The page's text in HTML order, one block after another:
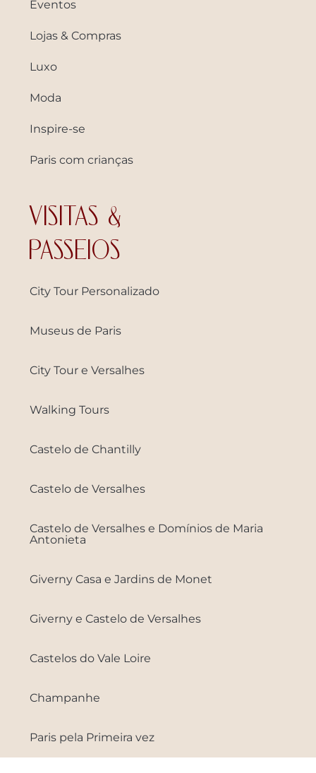
Eventos
Lojas & Compras
Luxo
Moda
Inspire-se
Paris com crianças
VISITAS &
PASSEIOS
City Tour Personalizado
Museus de Paris
City Tour e Versalhes
Walking Tours
Castelo de Chantilly
Castelo de Versalhes
Castelo de Versalhes e Domínios de Maria
Antonieta
Giverny Casa e Jardins de Monet
Giverny e Castelo de Versalhes
Castelos do Vale Loire
Champanhe
Paris pela Primeira vez